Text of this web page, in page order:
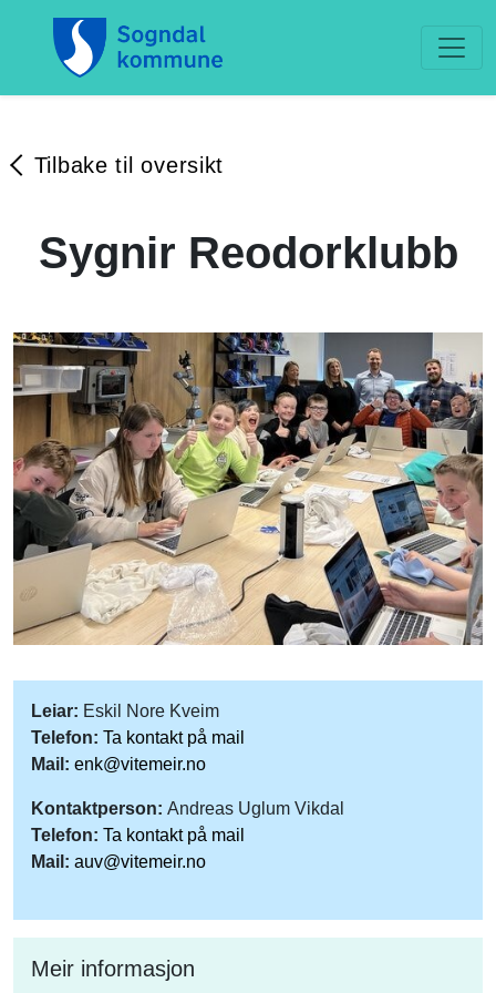
Tilbake til oversikt
Sygnir Reodorklubb
Leiar: Eskil Nore Kveim
Telefon: Ta kontakt på mail
Mail: enk@vitemeir.no
Kontaktperson: Andreas Uglum Vikdal
Telefon: Ta kontakt på mail
Mail: auv@vitemeir.no
Meir informasjon